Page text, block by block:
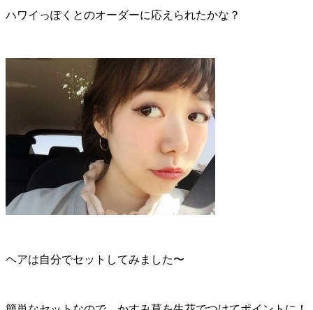
ハワイっぽくとのオーダーに応えられたかな？
ヘアは自分でセットしてみました〜